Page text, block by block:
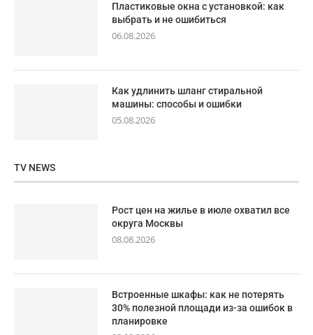
Пластиковые окна с установкой: как
выбрать и не ошибиться
06.08.2026
Как удлинить шланг стиральной
машины: способы и ошибки
05.08.2026
TV NEWS
Рост цен на жилье в июле охватил все
округа Москвы
08.08.2026
Встроенные шкафы: как не потерять
30% полезной площади из-за ошибок в
планировке